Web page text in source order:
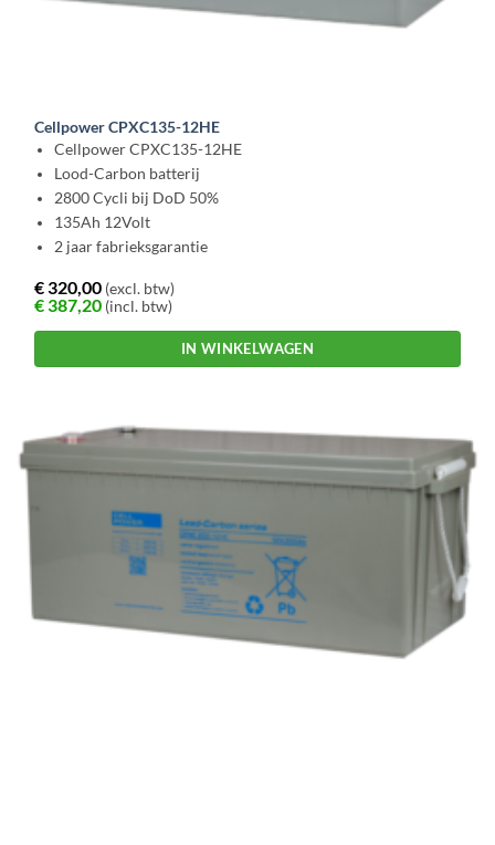
Cellpower CPXC135-12HE
Cellpower CPXC135-12HE
Lood-Carbon batterij
2800 Cycli bij DoD 50%
135Ah 12Volt
2 jaar fabrieksgarantie
€320,00 (excl. btw)
€387,20 (incl. btw)
IN WINKELWAGEN